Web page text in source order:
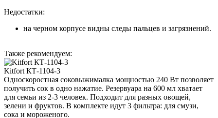
Недостатки:
на черном корпусе видны следы пальцев и загрязнений.
Также рекомендуем:
Kitfort КТ-1104-3
Односкоростная соковыжималка мощностью 240 Вт позволяет
получить сок в одно нажатие. Резервуара на 600 мл хватает
для семьи из 2-3 человек. Подходит для разных овощей,
зелени и фруктов. В комплекте идут 3 фильтра: для смузи,
сока и мороженого.